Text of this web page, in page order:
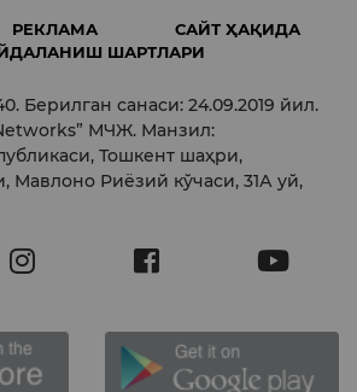
РЕКЛАМА
САЙТ ҲАҚИДА
ШАРТЛАРИ
Берилган санаси: 24.09.2019 йил.
МЧЖ. Манзил:
Тошкент шаҳри,
Мавлоно Риёзий кўчаси, 31А уй,